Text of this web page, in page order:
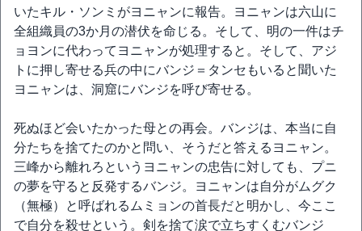
いたキル・ソンミがヨニャンに報告。ヨニャンは六山に
全組織員の3か月の潜伏を命じる。そして、明の一件はチ
ョヨンに代わってヨニャンが処理すると。そして、アジ
トに押し寄せる兵の中にバンジ＝タンセもいると聞いた
ヨニャンは、洞窟にバンジを呼び寄せる。
死ぬほど会いたかった母との再会。バンジは、本当に自
分たちを捨てたのかと問い、そうだと答えるヨニャン。
三峰から離れろというヨニャンの忠告に対しても、プニ
の夢を守ると反発するバンジ。ヨニャンは自分がムグク
（無極）と呼ばれるムミョンの首長だと明かし、今ここ
で自分を殺せという。剣を捨て涙で立ちすくむバンジ